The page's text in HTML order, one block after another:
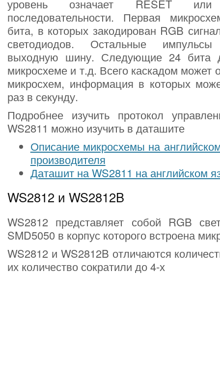
уровень означает RESET
последовательности. Первая
бита, в которых закодирован RGB
светодиодов. Остальные
выходную шину. Следующие 24 бита
микросхеме и т.д. Всего каскадом может
микросхем, информация в которых
раз в секунду.
Подробнее изучить протокол
WS2811 можно изучить в даташите
Описание микросхемы на
производителя
Даташит на WS2811 на английском
WS2812 и WS2812B
WS2812 представляет собой RGB
SMD5050 в корпус которого встроена
WS2812 и WS2812B отличаются
их количество сократили до 4-х